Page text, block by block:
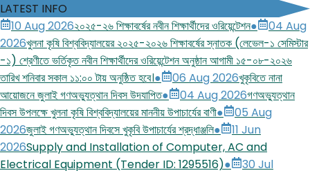
LATEST INFO
10 Aug 2026২০২৫-২৬ শিক্ষাবর্ষের নবীন শিক্ষার্থীদের ওরিয়েন্টেশন●
04 Aug
2026খুলনা কৃষি বিশ্ববিদ্যালয়ের ২০২৫-২০২৬ শিক্ষাবর্ষের স্নাতক (লেভেল-১ সেমিস্টার
-১) শ্রেণীতে ভর্তিকৃত নবীন শিক্ষার্থীদের ওরিয়েন্টেশন অনুষ্ঠান আগামী ১৫-০৮-২০২৬
তারিখ শনিবার সকাল ১১:০০ টায় অনুষ্ঠিত হবে।● 06 Aug 2026খুকৃবিতে নানা
আয়োজনে জুলাই গণঅভ্যুত্থান দিবস উদযাপিত● 04 Aug 2026গণঅভ্যুত্থান
দিবস উপলক্ষে খুলনা কৃষি বিশ্ববিদ্যালয়ের মাননীয় উপাচার্যের বাণী●
05 Aug
2026জুলাই গণঅভ্যুত্থান দিবসে খুকৃবি উপাচার্যের শ্রদ্ধাঞ্জলি●
11 Jun
2026Supply and Installation of Computer, AC and
Electrical Equipment (Tender ID: 1295516)●
30 Jul